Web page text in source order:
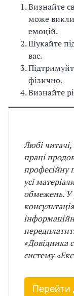
Визнайте
може
емоцій.
Шукайте
вас.
фізично.
Визнайте
Любі
праці
професійну
усі
обмежень. У
«Довідника
систему
Перейти